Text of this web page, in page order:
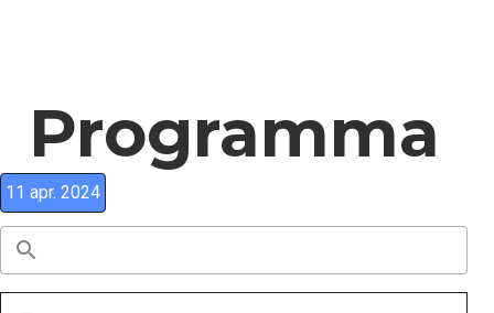
Programma
11 apr. 2024